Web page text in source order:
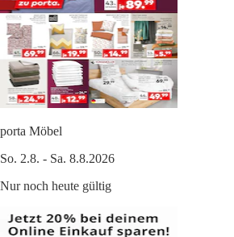
porta Möbel
So. 2.8. - Sa. 8.8.2026
Nur noch heute gültig